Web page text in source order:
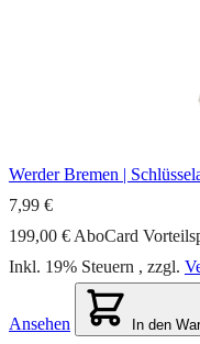
Werder Bremen |
7,99 €
199,00 € AboCard
Inkl. 19% Steuern , zzgl.
Ansehen In den